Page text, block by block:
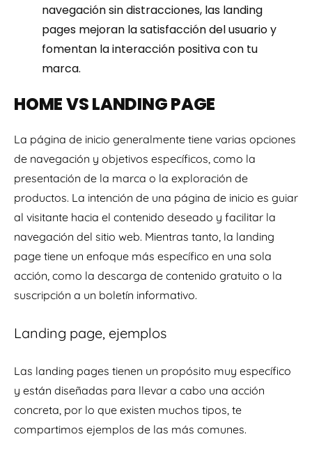
navegación sin distracciones, las landing
pages mejoran la satisfacción del usuario y
fomentan la interacción positiva con tu
marca.
HOME VS LANDING PAGE
La página de inicio generalmente tiene varias opciones
de navegación y objetivos específicos, como la
presentación de la marca o la exploración de
productos. La intención de una página de inicio es guiar
al visitante hacia el contenido deseado y facilitar la
navegación del sitio web. Mientras tanto, la landing
page tiene un enfoque más específico en una sola
acción, como la descarga de contenido gratuito o la
suscripción a un boletín informativo.
Landing page, ejemplos
Las landing pages tienen un propósito muy específico
y están diseñadas para llevar a cabo una acción
concreta, por lo que existen muchos tipos, te
compartimos ejemplos de las más comunes.